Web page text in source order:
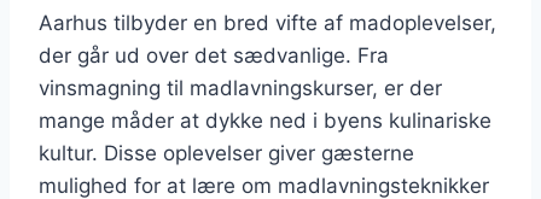
Aarhus tilbyder en bred vifte af madoplevelser,
der går ud over det sædvanlige. Fra
vinsmagning til madlavningskurser, er der
mange måder at dykke ned i byens kulinariske
kultur. Disse oplevelser giver gæsterne
mulighed for at lære om madlavningsteknikker